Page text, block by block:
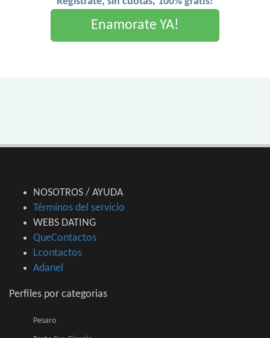
Enamorate YA!
NOSOTROS / AYUDA
Términos del servicio
WEBS DATING
QueContactos
Lcontactos
Adanel
Perfiles por categorias
Pesaro